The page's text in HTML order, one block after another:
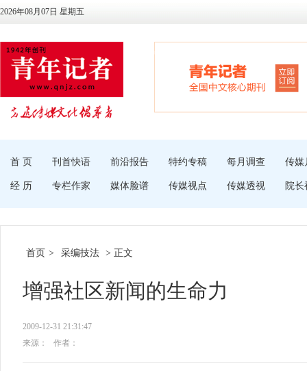
2026年08月07日 星期五
首 页 刊首快语 前沿报告 特约专稿 每月调查 传媒
经 历 专栏作家 媒体脸谱 传媒视点 传媒透视 院长
首页 > 采编技法 > 正文
增强社区新闻的生命力
2009-12-31 21:31:47
来源：
作者：